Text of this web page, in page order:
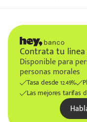
Contrata tu
Disponible para
personas morales
Tasa desde 12.49%
Las mejores tarifas